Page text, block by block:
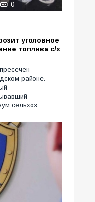
0
уголовное
топлива с/х
районе.
сельхоз …